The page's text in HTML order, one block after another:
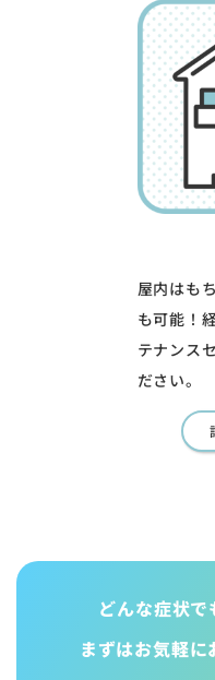
屋内はも
も可能！
テナンス
ださい。
どんな症状で
まずはお気軽に